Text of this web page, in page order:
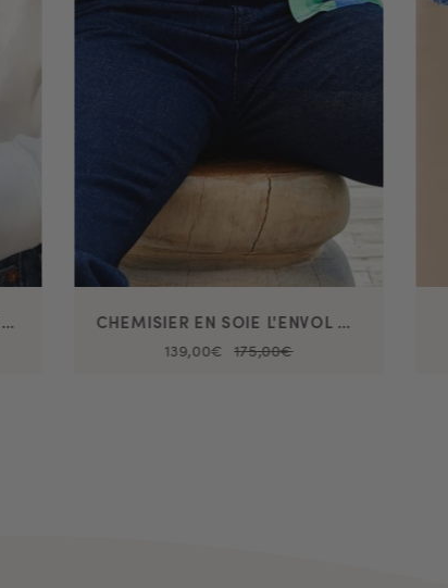
CHEMISIER EN SOIE BLANC INNOCENT CHEMISIER EN SOIE L'ENVOL MOOREA
139,00€ 175,00€